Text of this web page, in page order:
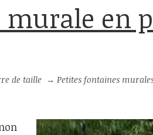
de taille → Petites fontaines